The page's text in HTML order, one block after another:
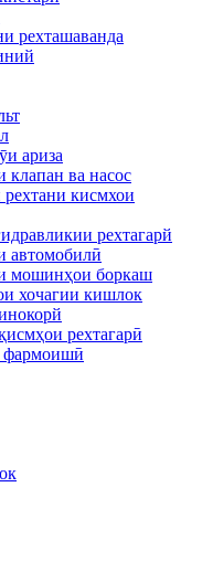
рехташаванда
ариза
клапан ва насос
кисмхои
рехтагарй
автомобилӣ
мошинҳои боркаш
хочагии кишлок
рехтагарӣ
фармоишӣ